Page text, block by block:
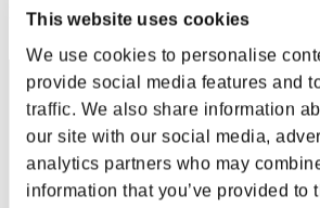
This website uses cookies
We use cookies to personalise
provide social media features and
traffic. We also share information
our site with our social media,
analytics partners who may
information that you’ve provided to
RANK
42